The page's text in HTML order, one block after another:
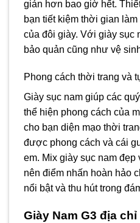
giản hơn bao giờ hết.
bạn tiết kiệm thời gian
của đôi giày. Với giày sục
bảo quản cũng như vệ
Phong cách thời trang và
Giày sục nam giúp các
thể hiện phong cách của
cho bạn diện mạo thời
được phong cách và cái
em. Mix giày sục nam
nên điểm nhấn hoàn hảo
nổi bật và thu hút trong
Giày Nam G3 địa